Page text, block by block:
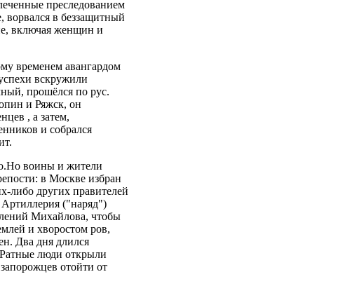
преследованием
ворвался в беззащитный
включая женщин и
временем авангардом
вскружили
прошёлся по рус.
и Ряжск, он
, а затем,
и собрался
воины и жители
в Москве избран
либо других правителей
Артиллерия ("наряд")
Михайлова, чтобы
и хворостом ров,
Два дня длился
Ратные люди открыли
отойти от